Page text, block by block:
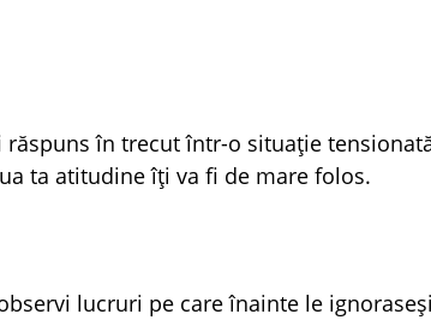
în trecut într-o situație
ta atitudine îți va fi de mare folos.
lucruri pe care înainte le